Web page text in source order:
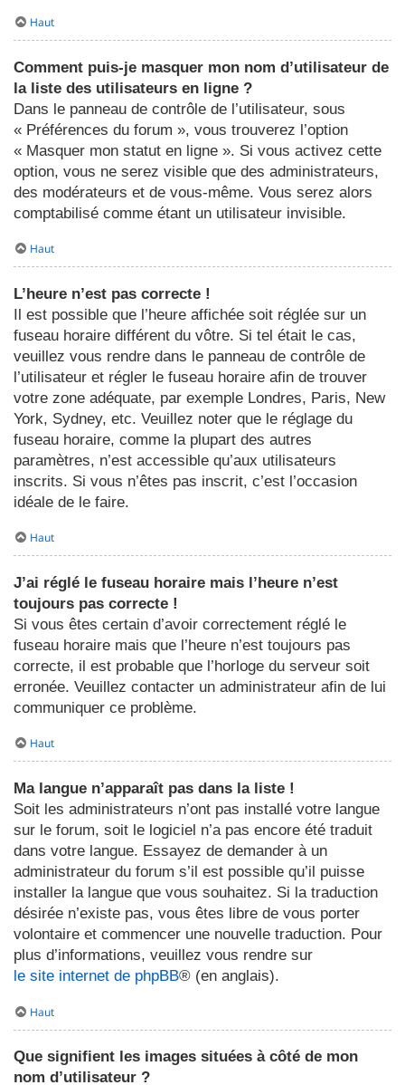
Haut
Comment puis-je masquer mon nom d’utilisateur de
la liste des utilisateurs en ligne ?
Dans le panneau de contrôle de l’utilisateur, sous
« Préférences du forum », vous trouverez l’option
« Masquer mon statut en ligne ». Si vous activez cette
option, vous ne serez visible que des administrateurs,
des modérateurs et de vous-même. Vous serez alors
comptabilisé comme étant un utilisateur invisible.
Haut
L’heure n’est pas correcte !
Il est possible que l’heure affichée soit réglée sur un
fuseau horaire différent du vôtre. Si tel était le cas,
veuillez vous rendre dans le panneau de contrôle de
l’utilisateur et régler le fuseau horaire afin de trouver
votre zone adéquate, par exemple Londres, Paris, New
York, Sydney, etc. Veuillez noter que le réglage du
fuseau horaire, comme la plupart des autres
paramètres, n’est accessible qu’aux utilisateurs
inscrits. Si vous n’êtes pas inscrit, c’est l’occasion
idéale de le faire.
Haut
J’ai réglé le fuseau horaire mais l’heure n’est
toujours pas correcte !
Si vous êtes certain d’avoir correctement réglé le
fuseau horaire mais que l’heure n’est toujours pas
correcte, il est probable que l’horloge du serveur soit
erronée. Veuillez contacter un administrateur afin de lui
communiquer ce problème.
Haut
Ma langue n’apparaît pas dans la liste !
Soit les administrateurs n’ont pas installé votre langue
sur le forum, soit le logiciel n’a pas encore été traduit
dans votre langue. Essayez de demander à un
administrateur du forum s’il est possible qu’il puisse
installer la langue que vous souhaitez. Si la traduction
désirée n’existe pas, vous êtes libre de vous porter
volontaire et commencer une nouvelle traduction. Pour
plus d’informations, veuillez vous rendre sur
le site internet de phpBB® (en anglais).
Haut
Que signifient les images situées à côté de mon
nom d’utilisateur ?